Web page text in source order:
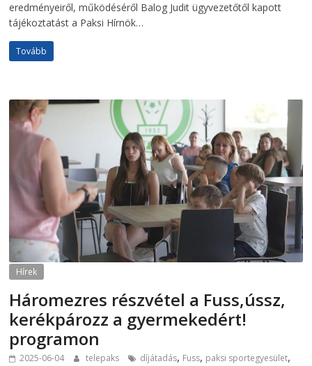
eredményeiről, működéséről Balog Judit ügyvezetőtől kapott
tájékoztatást a Paksi Hírnök…
Tovább
Hírek
Háromezres részvétel a Fuss,ússz,
kerékpározz a gyermekedért!
programon
2025-06-04 telepaks díjátadás, Fuss, paksi sportegyesület,